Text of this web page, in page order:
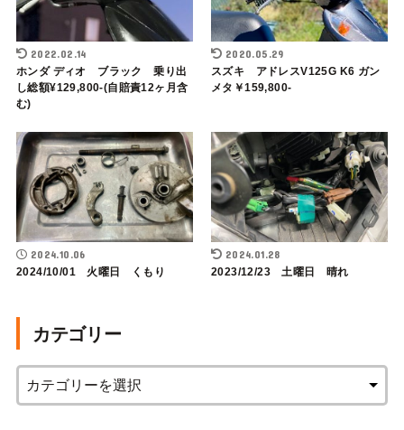
2022.02.14
ホンダ ディオ ブラック 乗り出
し総額¥129,800-(自賠責12ヶ月含
む)
2020.05.29
スズキ アドレスV125G K6 ガン
メタ￥159,800-
2024.10.06
2024/10/01 火曜日 くもり
2024.01.28
2023/12/23 土曜日 晴れ
カテゴリー